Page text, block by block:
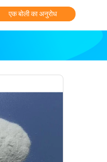
एक बोली का अनुरोध